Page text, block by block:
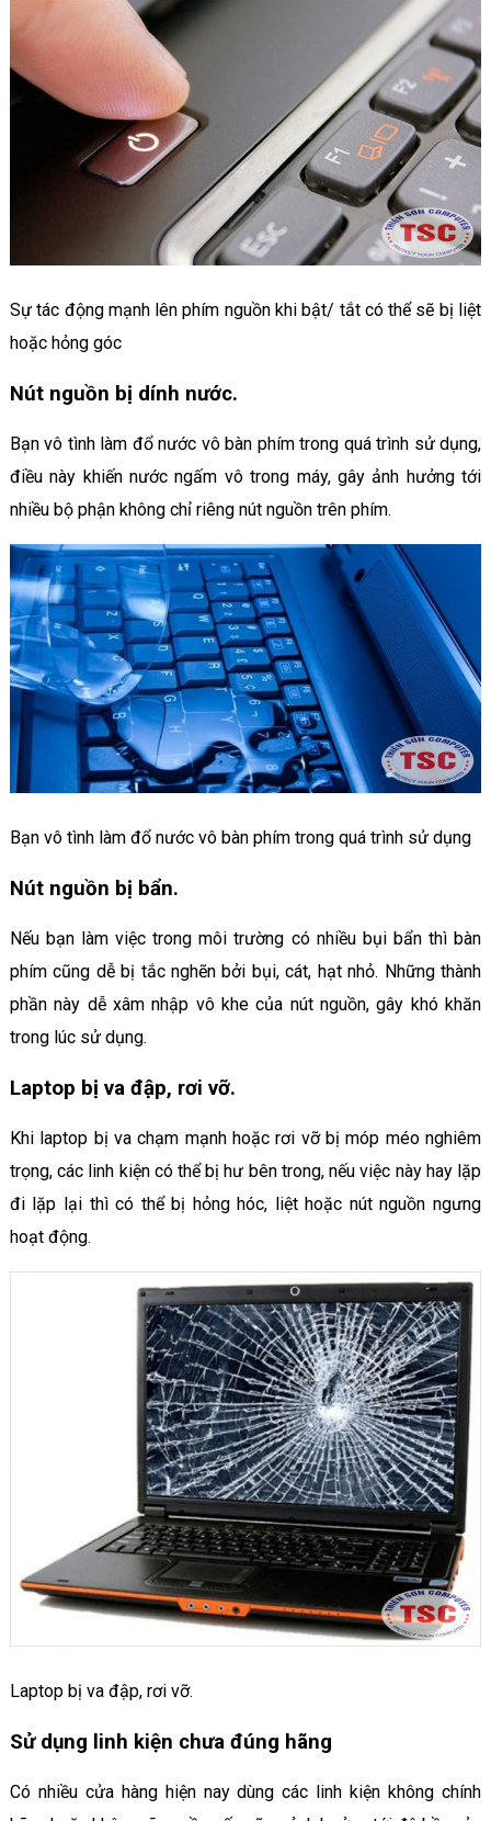
Sự tác động mạnh lên phím nguồn khi bật/ tắt có thể sẽ bị liệt
hoặc hỏng góc
Nút nguồn bị dính nước.
Bạn vô tình làm đổ nước vô bàn phím trong quá trình sử dụng,
điều này khiến nước ngấm vô trong máy, gây ảnh hưởng tới
nhiều bộ phận không chỉ riêng nút nguồn trên phím.
Bạn vô tình làm đổ nước vô bàn phím trong quá trình sử dụng
Nút nguồn bị bẩn.
Nếu bạn làm việc trong môi trường có nhiều bụi bẩn thì bàn
phím cũng dễ bị tắc nghẽn bởi bụi, cát, hạt nhỏ. Những thành
phần này dễ xâm nhập vô khe của nút nguồn, gây khó khăn
trong lúc sử dụng.
Laptop bị va đập, rơi vỡ.
Khi laptop bị va chạm mạnh hoặc rơi vỡ bị móp méo nghiêm
trọng, các linh kiện có thể bị hư bên trong, nếu việc này hay lặp
đi lặp lại thì có thể bị hỏng hóc, liệt hoặc nút nguồn ngưng
hoạt động.
Laptop bị va đập, rơi vỡ.
Sử dụng linh kiện chưa đúng hãng
Có nhiều cửa hàng hiện nay dùng các linh kiện không chính